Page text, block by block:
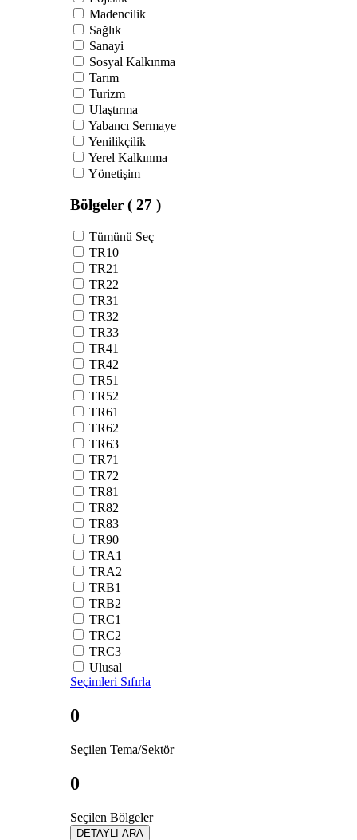
Madencilik
Sağlık
Sanayi
Sosyal Kalkınma
Tarım
Turizm
Ulaştırma
Yabancı Sermaye
Yenilikçilik
Yerel Kalkınma
Yönetişim
Bölgeler ( 27 )
Tümünü Seç
TR10
TR21
TR22
TR31
TR32
TR33
TR41
TR42
TR51
TR52
TR61
TR62
TR63
TR71
TR72
TR81
TR82
TR83
TR90
TRA1
TRA2
TRB1
TRB2
TRC1
TRC2
TRC3
Ulusal
Seçimleri Sıfırla
0
Seçilen Tema/Sektör
0
Seçilen Bölgeler
DETAYLI ARA